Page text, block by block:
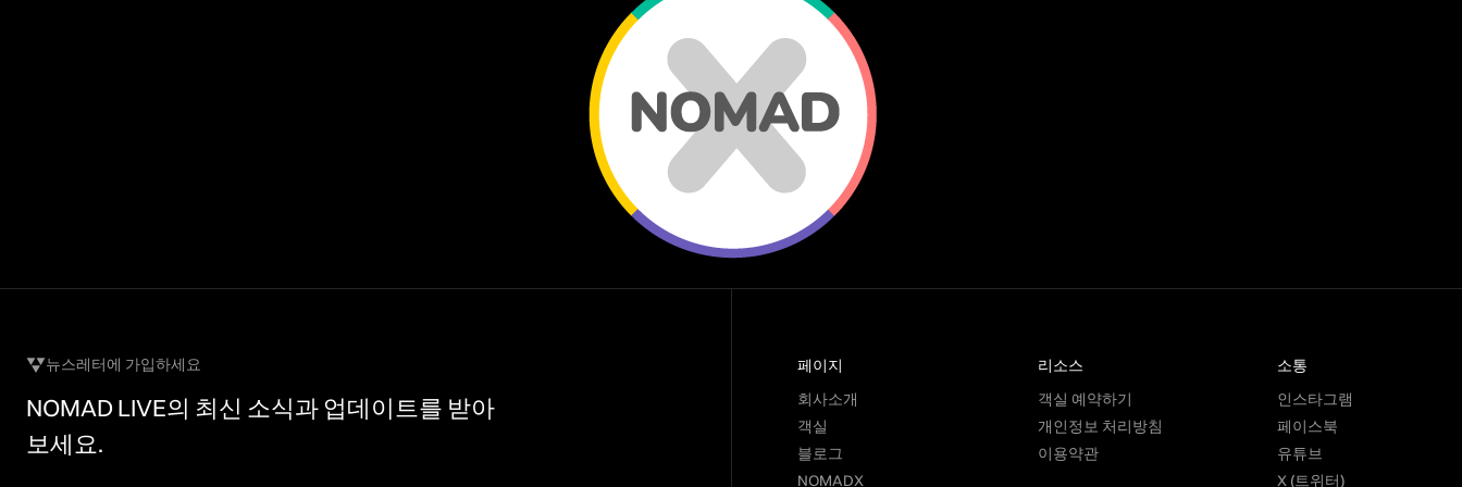
뉴스레터에 가입하세요
NOMAD LIVE의 최신 소식과 업데이트를 받아
보세요.
페이지
회사소개
객실
블로그
NOMADX
리소스
객실 예약하기
개인정보 처리방침
이용약관
소통
인스타그램
페이스북
유튜브
X (트위터)